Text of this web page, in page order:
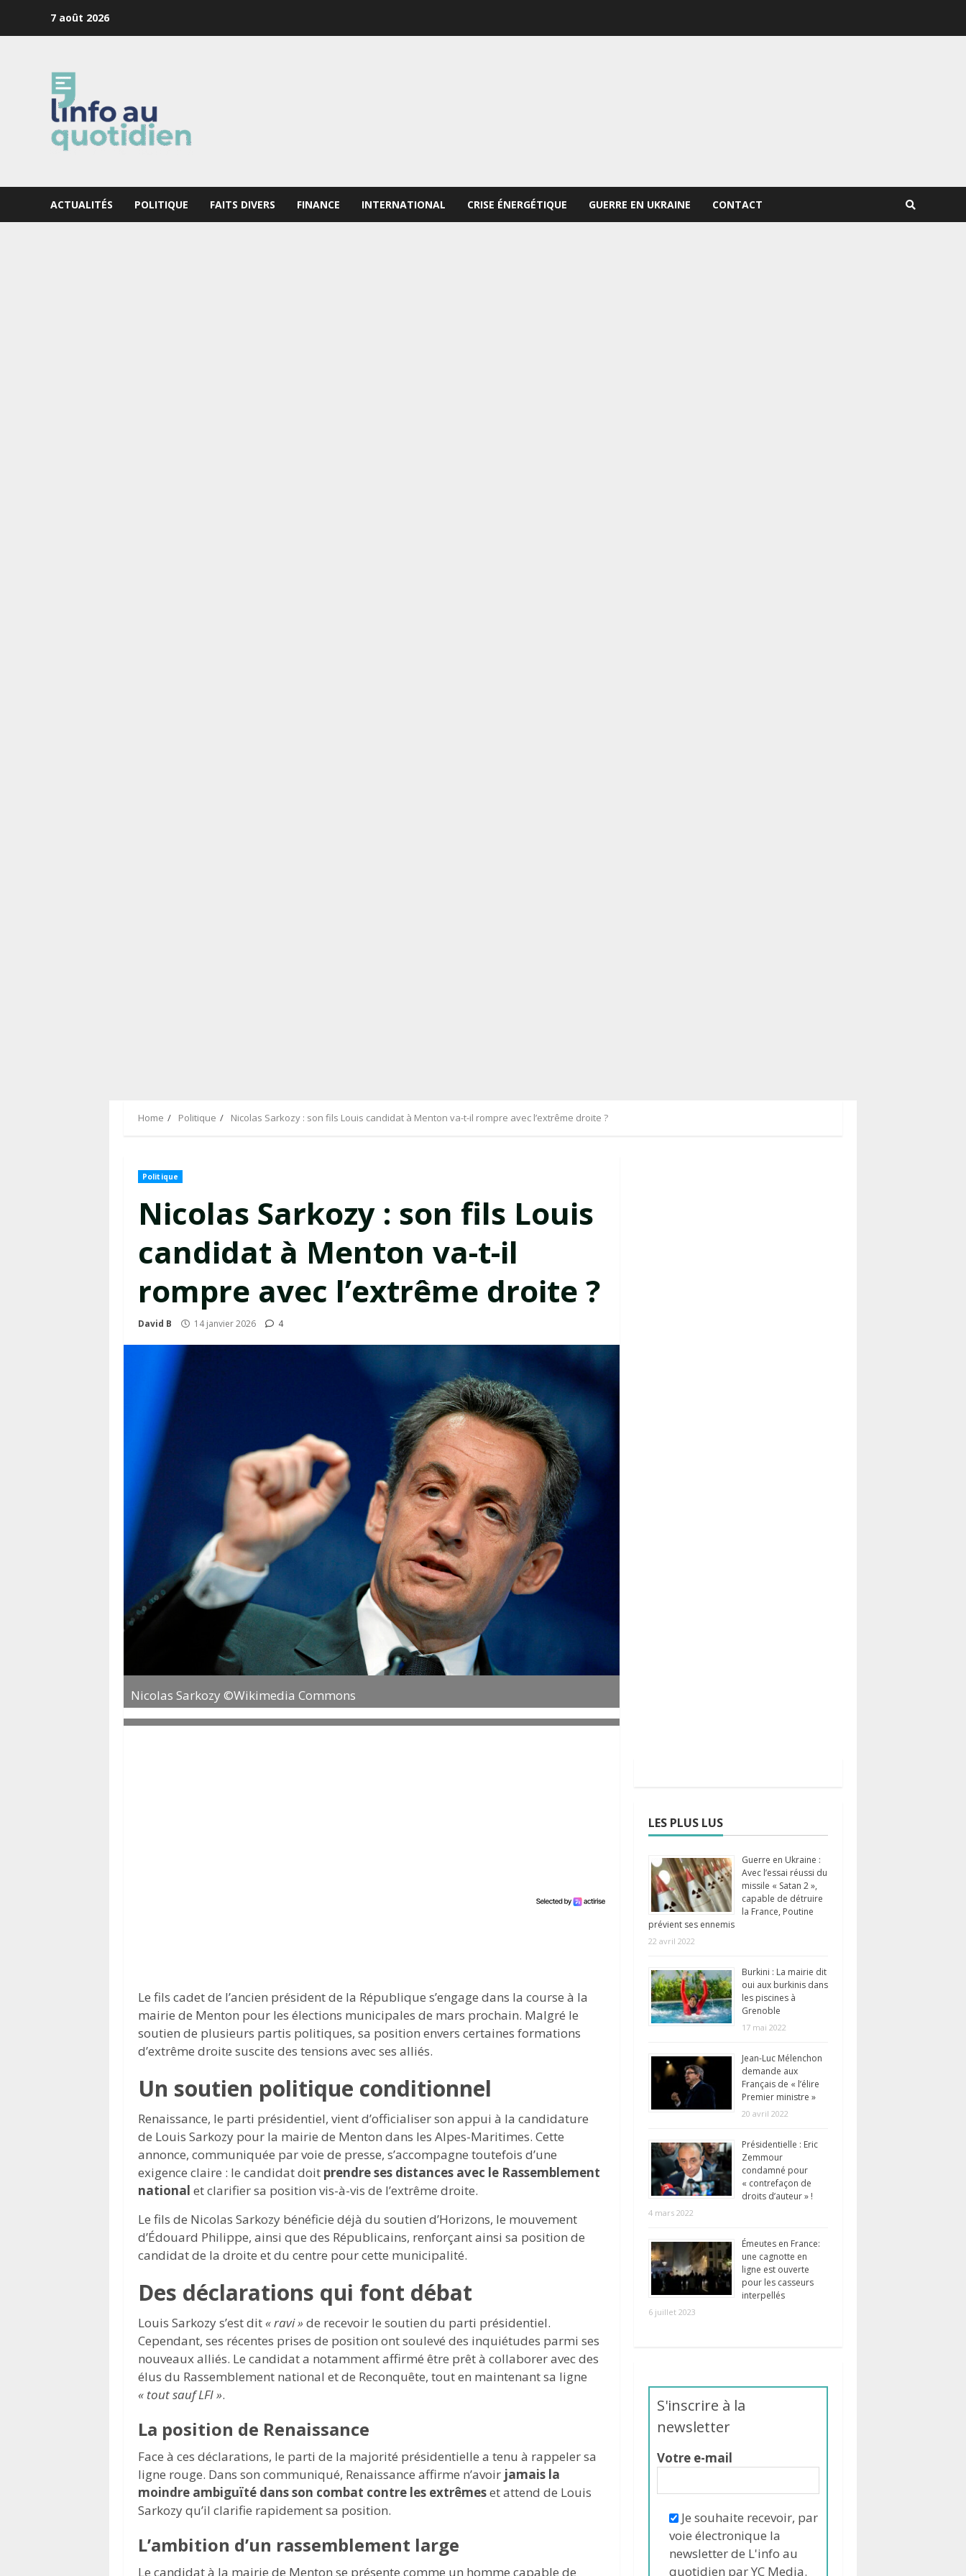
7 août 2026
ACTUALITÉS POLITIQUE FAITS DIVERS FINANCE INTERNATIONAL CRISE ÉNERGÉTIQUE GUERRE EN UKRAINE CONTACT
Home Politique Nicolas Sarkozy : son fils Louis candidat à Menton va-t-il rompre avec l’extrême droite ?
Politique
Nicolas Sarkozy : son fils Louis
candidat à Menton va-t-il
rompre avec l’extrême droite ?
David B 14 janvier 2026 4
Nicolas Sarkozy ©Wikimedia Commons
Le fils cadet de l’ancien président de la République s’engage dans la course à la
mairie de Menton pour les élections municipales de mars prochain. Malgré le
soutien de plusieurs partis politiques, sa position envers certaines formations
d’extrême droite suscite des tensions avec ses alliés.
Un soutien politique conditionnel
Renaissance, le parti présidentiel, vient d’officialiser son appui à la candidature
de Louis Sarkozy pour la mairie de Menton dans les Alpes-Maritimes. Cette
annonce, communiquée par voie de presse, s’accompagne toutefois d’une
exigence claire : le candidat doit prendre ses distances avec le Rassemblement
national et clarifier sa position vis-à-vis de l’extrême droite.
Le fils de Nicolas Sarkozy bénéficie déjà du soutien d’Horizons, le mouvement
d’Édouard Philippe, ainsi que des Républicains, renforçant ainsi sa position de
candidat de la droite et du centre pour cette municipalité.
Des déclarations qui font débat
Louis Sarkozy s’est dit« ravi » de recevoir le soutien du parti présidentiel.
Cependant, ses récentes prises de position ont soulevé des inquiétudes parmi ses
nouveaux alliés. Le candidat a notamment affirmé être prêt à collaborer avec des
élus du Rassemblement national et de Reconquête, tout en maintenant sa ligne
« tout sauf LFI ».
La position de Renaissance
Face à ces déclarations, le parti de la majorité présidentielle a tenu à rappeler sa
ligne rouge. Dans son communiqué, Renaissance affirme n’avoir jamais la
moindre ambiguïté dans son combat contre les extrêmeset attend de Louis
Sarkozy qu’il clarifie rapidement sa position.
L’ambition d’un rassemblement large
Le candidat à la mairie de Menton se présente comme un homme capable de
LES PLUS LUS
Guerre en Ukraine :
Avec l’essai réussi du
missile « Satan 2 »,
capable de détruire
la France, Poutine
prévient ses ennemis
22 avril 2022
Burkini : La mairie dit
oui aux burkinis dans
les piscines à
Grenoble
17 mai 2022
Jean-Luc Mélenchon
demande aux
Français de « l’élire
Premier ministre »
20 avril 2022
Présidentielle : Eric
Zemmour
condamné pour
« contrefaçon de
droits d’auteur » !
4 mars 2022
Émeutes en France:
une cagnotte en
ligne est ouverte
pour les casseurs
interpellés
6 juillet 2023
S'inscrire à la
newsletter
Votre e-mail
Je souhaite recevoir, par
voie électronique la
newsletter de L'info au
quotidien par YC Media.